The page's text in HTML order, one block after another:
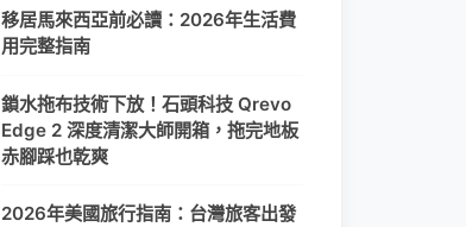
移居馬來西亞前必讀：2026年生活費
用完整指南
鎖水拖布技術下放！石頭科技 Qrevo
Edge 2 深度清潔大師開箱，拖完地板
赤腳踩也乾爽
2026年美國旅行指南：台灣旅客出發